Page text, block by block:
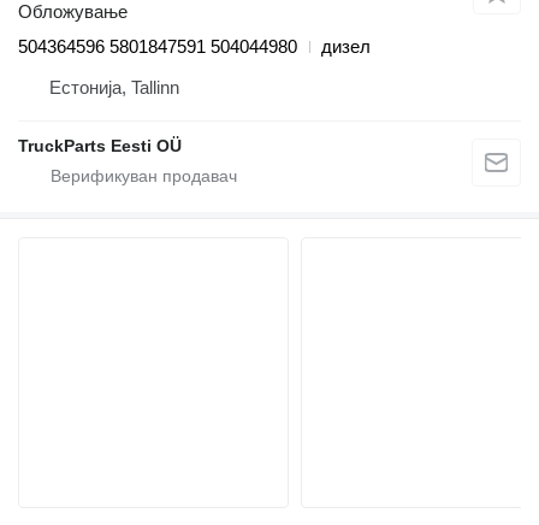
Обложување
504364596 5801847591 504044980
дизел
Естонија, Tallinn
TruckParts Eesti OÜ